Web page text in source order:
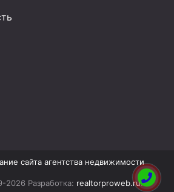
сайта агентства недвижимости
Разработка: realtorproweb.ru.